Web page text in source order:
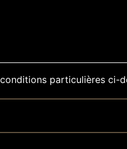
particulières ci-